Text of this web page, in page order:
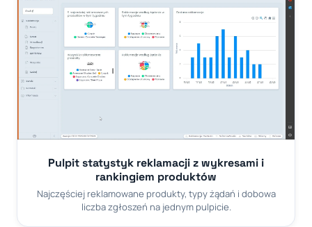
Pulpit statystyk reklamacji z wykresami i
rankingiem produktów
Najczęściej reklamowane produkty, typy żądań i dobowa
liczba zgłoszeń na jednym pulpicie.